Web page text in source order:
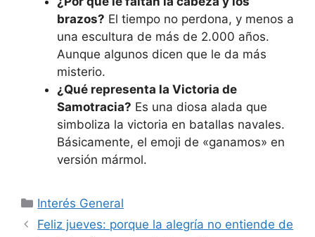
brazos? El tiempo no perdona, y menos a
una escultura de más de 2.000 años.
Aunque algunos dicen que le da más
misterio.
¿Qué representa la Victoria de
Samotracia? Es una diosa alada que
simboliza la victoria en batallas navales.
Básicamente, el emoji de «ganamos» en
versión mármol.
Categorías
Interés General
Feliz jueves: porque la alegría no entiende de